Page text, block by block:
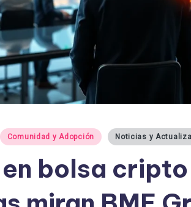
Comunidad y Adopción Noticias y
bolsa